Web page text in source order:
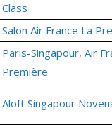
Class
Salon Air France La
Paris-Singapour, Air
Première
Aloft Singapour